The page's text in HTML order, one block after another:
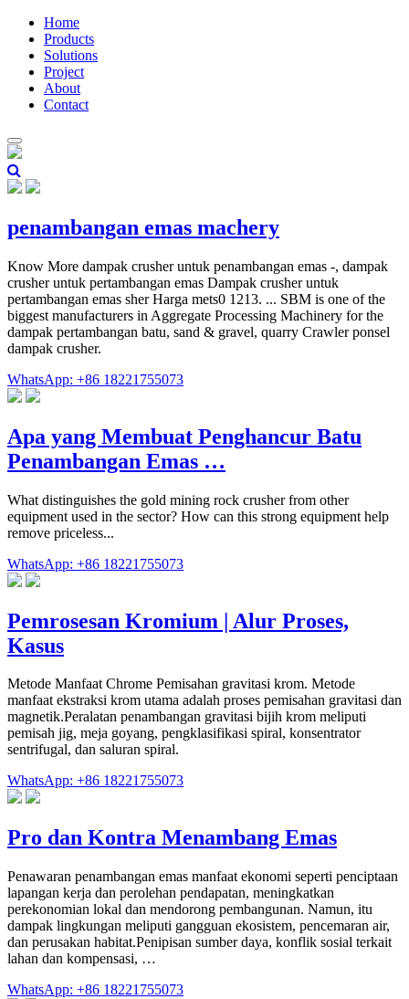
Home
Products
Solutions
Project
About
Contact
penambangan emas machery
Know More dampak crusher untuk penambangan emas -, dampak
crusher untuk pertambangan emas Dampak crusher untuk
pertambangan emas sher Harga mets0 1213. ... SBM is one of the
biggest manufacturers in Aggregate Processing Machinery for the
dampak pertambangan batu, sand & gravel, quarry Crawler ponsel
dampak crusher.
WhatsApp: +86 18221755073
Apa yang Membuat Penghancur Batu
Penambangan Emas …
What distinguishes the gold mining rock crusher from other
equipment used in the sector? How can this strong equipment help
remove priceless...
WhatsApp: +86 18221755073
Pemrosesan Kromium | Alur Proses,
Kasus
Metode Manfaat Chrome Pemisahan gravitasi krom. Metode
manfaat ekstraksi krom utama adalah proses pemisahan gravitasi dan
magnetik.Peralatan penambangan gravitasi bijih krom meliputi
pemisah jig, meja goyang, pengklasifikasi spiral, konsentrator
sentrifugal, dan saluran spiral.
WhatsApp: +86 18221755073
Pro dan Kontra Menambang Emas
Penawaran penambangan emas manfaat ekonomi seperti penciptaan
lapangan kerja dan perolehan pendapatan, meningkatkan
perekonomian lokal dan mendorong pembangunan. Namun, itu
dampak lingkungan meliputi gangguan ekosistem, pencemaran air,
dan perusakan habitat.Penipisan sumber daya, konflik sosial terkait
lahan dan kompensasi, …
WhatsApp: +86 18221755073